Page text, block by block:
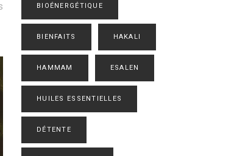
BIOÉNERGÉTIQUE
BIENFAITS HAKALI
HAMMAM ESALEN
HUILES ESSENTIELLES
DÉTENTE